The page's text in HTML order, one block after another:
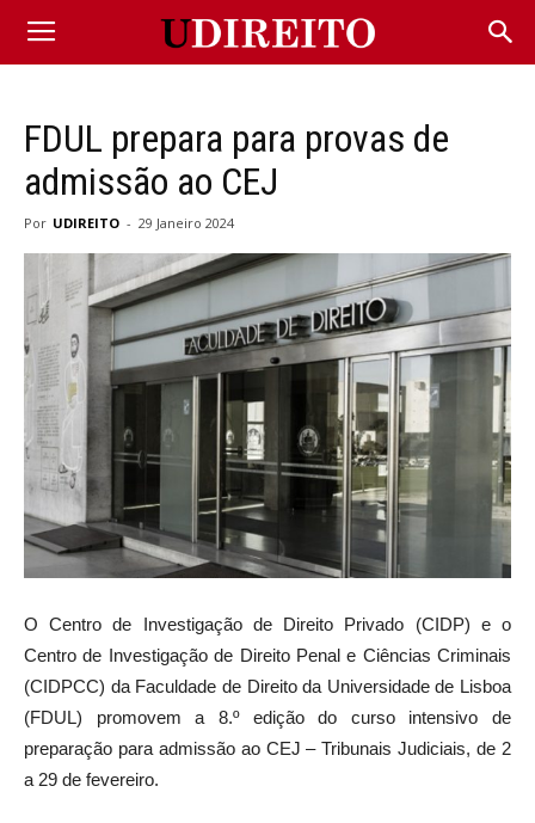
FDUL prepara para provas de
admissão ao CEJ
Por UDIREITO - 29 Janeiro 2024
O Centro de Investigação de Direito Privado (CIDP) e o
Centro de Investigação de Direito Penal e Ciências Criminais
(CIDPCC) da Faculdade de Direito da Universidade de Lisboa
(FDUL) promovem a 8.º edição do curso intensivo de
preparação para admissão ao CEJ – Tribunais Judiciais, de 2
a 29 de fevereiro.